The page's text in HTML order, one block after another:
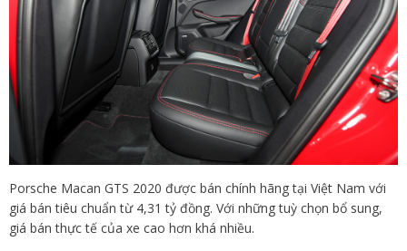
Porsche Macan GTS 2020 được bán chính hãng tại Việt Nam với
giá bán tiêu chuẩn từ 4,31 tỷ đồng. Với những tuỳ chọn bổ sung,
giá bán thực tế của xe cao hơn khá nhiều.